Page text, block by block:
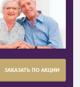
ЗАКАЗАТЬ ПО АКЦИИ